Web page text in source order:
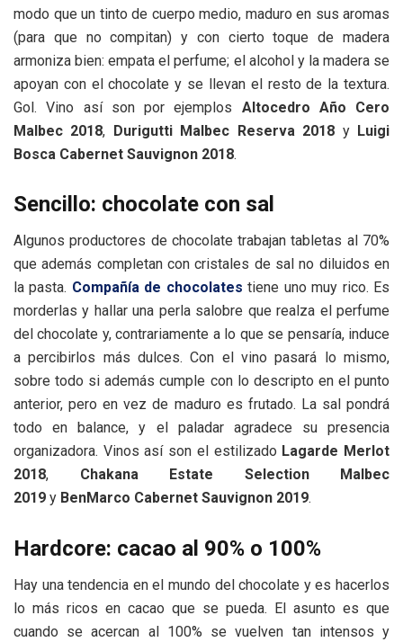
modo que un tinto de cuerpo medio, maduro en sus aromas
(para que no compitan) y con cierto toque de madera
armoniza bien: empata el perfume; el alcohol y la madera se
apoyan con el chocolate y se llevan el resto de la textura.
Gol. Vino así son por ejemplos Altocedro Año Cero
Malbec 2018, Durigutti Malbec Reserva 2018 y Luigi
Bosca Cabernet Sauvignon 2018.
Sencillo: chocolate con sal
Algunos productores de chocolate trabajan tabletas al 70%
que además completan con cristales de sal no diluidos en
la pasta. Compañía de chocolates tiene uno muy rico. Es
morderlas y hallar una perla salobre que realza el perfume
del chocolate y, contrariamente a lo que se pensaría, induce
a percibirlos más dulces. Con el vino pasará lo mismo,
sobre todo si además cumple con lo descripto en el punto
anterior, pero en vez de maduro es frutado. La sal pondrá
todo en balance, y el paladar agradece su presencia
organizadora. Vinos así son el estilizado Lagarde Merlot
2018, Chakana Estate Selection Malbec
2019 y BenMarco Cabernet Sauvignon 2019.
Hardcore: cacao al 90% o 100%
Hay una tendencia en el mundo del chocolate y es hacerlos
lo más ricos en cacao que se pueda. El asunto es que
cuando se acercan al 100% se vuelven tan intensos y